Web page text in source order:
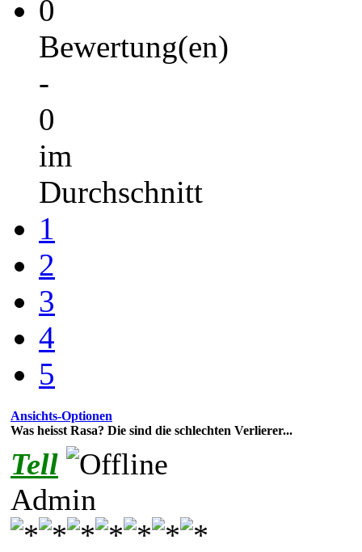
0
Bewertung(en)
-
0
im
Durchschnitt
1
2
3
4
5
Ansichts-Optionen
Was heisst Rasa? Die sind die schlechten Verlierer...
Tell
Admin